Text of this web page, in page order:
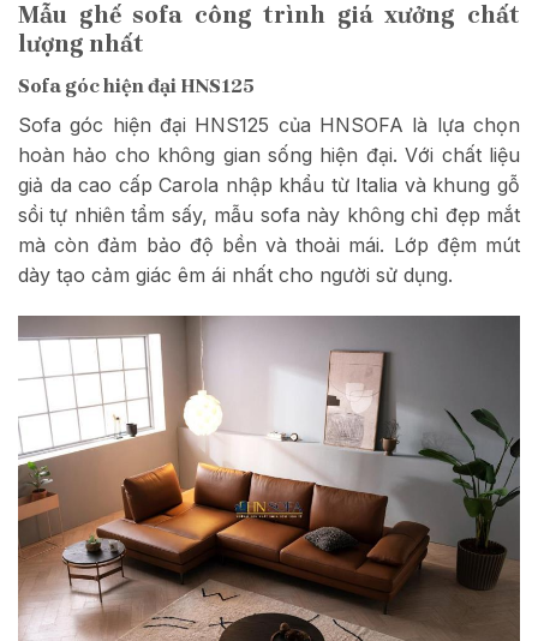
Mẫu ghế sofa công trình giá xưởng chất
lượng nhất
Sofa góc hiện đại HNS125
Sofa góc hiện đại HNS125 của HNSOFA là lựa chọn
hoàn hảo cho không gian sống hiện đại. Với chất liệu
giả da cao cấp Carola nhập khẩu từ Italia và khung gỗ
sồi tự nhiên tẩm sấy, mẫu sofa này không chỉ đẹp mắt
mà còn đảm bảo độ bền và thoải mái. Lớp đệm mút
dày tạo cảm giác êm ái nhất cho người sử dụng.